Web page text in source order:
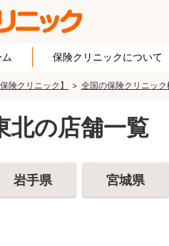
ム 保険クリニックについて
険クリニック】 全国の保険クリニック
北の店舗一覧
岩手県 宮城県